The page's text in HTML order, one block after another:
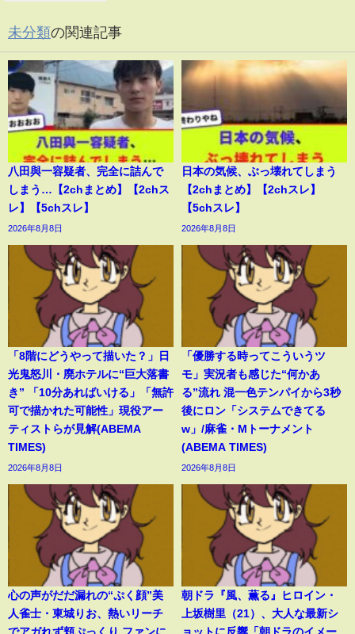
未分類の関連記事
八田與一容疑者、完全に詰んで
しまう…【2chまとめ】【2chス
レ】【5chスレ】
2026年8月8日
日本の気候、ぶっ壊れてしまう
【2chまとめ】【2chスレ】
【5chスレ】
2026年8月8日
「8階にどうやって描いた？」日
光鬼怒川・廃ホテルに“巨大落書
き” 「10分あればいける」「無許
可で描かれた可能性」現役アー
ティストらが見解(ABEMA
TIMES)
2026年8月8日
「優勝する時ってこういうツ
モ」実況者も感じた“何かあ
る”流れ 混一色テンパイから3秒
後にロン「システムできてる
w」/麻雀・Mトーナメント
(ABEMA TIMES)
2026年8月8日
心の声がだだ漏れの“ぷく顔”美
人雀士・東城りお、熱いリーチ
でアガれず頬ぷっくり ファンに
朝ドラ『風、薫る』ヒロイン・
上坂樹里（21）、大人な最新シ
ョットに反響「朝ドラのイメー